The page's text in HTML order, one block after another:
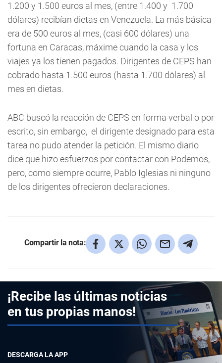
1.200 y 1.500 euros al mes, (entre 1.400 y 1.700
dólares) recibían dietas en Venezuela. La más básica
era de 500 euros al mes, (casi 600 dólares) una
fortuna en Caracas, máxime cuando la casa y los
viajes ya los tienen pagados. Dirigentes de CEPS han
cobrado hasta 1.500 euros (hasta 1.700 dólares) al
mes en dietas.
ABC buscó la reacción de CEPS en forma verbal o por
escrito, sin embargo, el dirigente designado para esta
tarea no pudo atender la petición. El mismo diario
dice que hizo esfuerzos por contactar con Podemos,
pero, como siempre ocurre, Pablo Iglesias ni ninguno
de los dirigentes ofrecieron declaraciones.
Compartir la nota:
¡Recibe las últimas noticias
en tus propias manos!
DESCARGA LA APP